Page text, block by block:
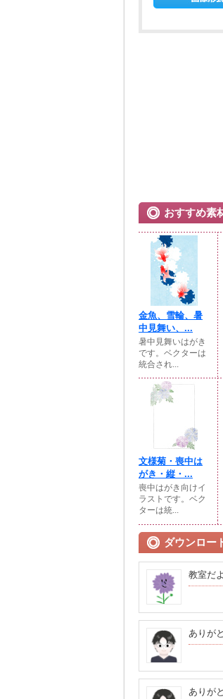
おすすめ素
金魚、雪輪、暑
中見舞い、...
暑中見舞いはがき
です。ベクターは
統合され...
文様菊・喪中は
がき・縦・...
喪中はがき向けイ
ラストです。ベク
ターは統...
ダウンロー
教室だ
ありが
ありが